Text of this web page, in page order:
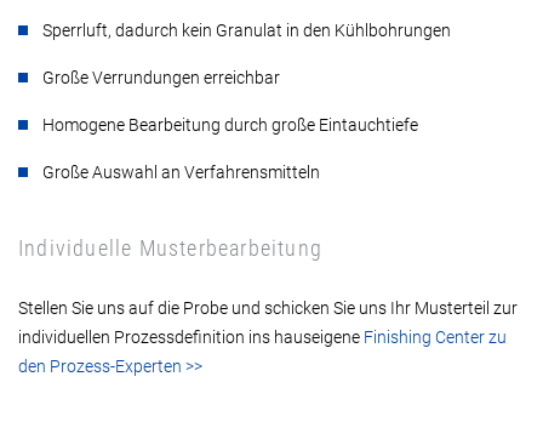
Sperrluft, dadurch kein Granulat in den Kühlbohrungen
Große Verrundungen erreichbar
Homogene Bearbeitung durch große Eintauchtiefe
Große Auswahl an Verfahrensmitteln
Individuelle Musterbearbeitung
Stellen Sie uns auf die Probe und schicken Sie uns Ihr Musterteil zur
individuellen Prozessdefinition ins hauseigene Finishing Center zu
den Prozess-Experten >>